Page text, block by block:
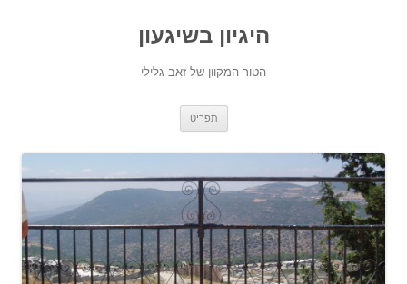
היגיון בשיגעון
הטור המקוון של זאב גלילי
תפריט